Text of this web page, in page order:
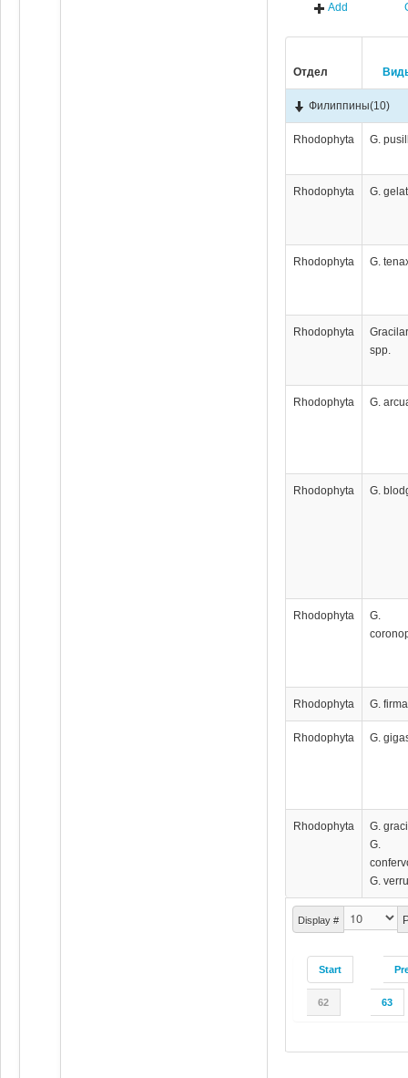
Add
Отдел
Display #
Start
62 63
Филиппины(10)
Rhodophyta G.
Rhodophyta G.
Rhodophyta G.
Rhodophyta
spp.
Rhodophyta G.
Rhodophyta G.
Rhodophyta
G.
Rhodophyta G. firma
Rhodophyta G.
Rhodophyta
G.
G.
G.